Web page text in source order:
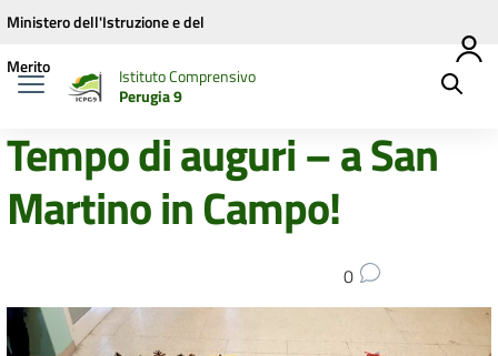
Vai ai contenuti
Vai al menu di navigazione
Vai al footer
Ministero dell'Istruzione e del
Merito
Istituto Comprensivo
Perugia 9
Tempo di auguri – a San
Martino in Campo!
0